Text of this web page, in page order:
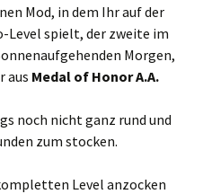
Mod, in dem Ihr auf der
Level spielt, der zweite im
Morgen,
aus Medal of Honor A.A.
noch nicht ganz rund und
zum stocken.
Level anzocken